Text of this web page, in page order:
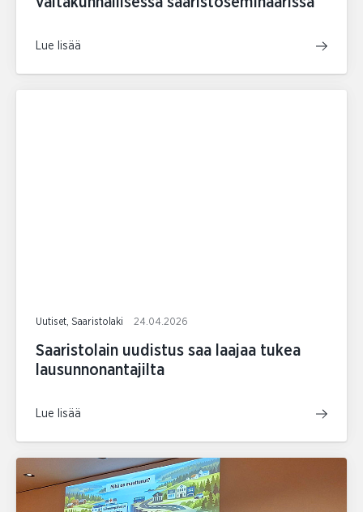
Lue lisää
Uutiset, Saaristolaki 24.04.2026
Saaristolain uudistus saa laajaa tukea
lausunnonantajilta
Lue lisää